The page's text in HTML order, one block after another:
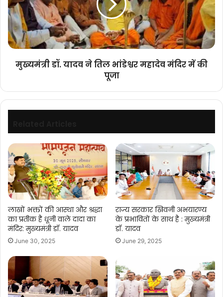
तिल
भांडेश्वर
महादेव
मंदिर
में
पूजामुख्यमंत्री डॉ. यादव ने तिल भांडेश्वर महादेव मंदिर में की
पूजा
लाखों भक्तों की आस्था और श्रद्धा
का प्रतीक है धूनी वाले दादा का
मंदिर: मुख्यमंत्री डॉ. यादव
June 30, 2025
राज्य सरकार खिवनी अभयारण्य
के प्रभावितों के साथ है : मुख्यमंत्री
डॉ. यादव
June 29, 2025